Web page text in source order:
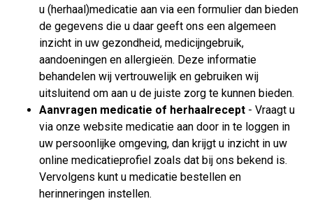
u (herhaal)medicatie aan via een formulier dan bieden
de gegevens die u daar geeft ons een algemeen
inzicht in uw gezondheid, medicijngebruik,
aandoeningen en allergieën. Deze informatie
behandelen wij vertrouwelijk en gebruiken wij
uitsluitend om aan u de juiste zorg te kunnen bieden.
Aanvragen medicatie of herhaalrecept - Vraagt u
via onze website medicatie aan door in te loggen in
uw persoonlijke omgeving, dan krijgt u inzicht in uw
online medicatieprofiel zoals dat bij ons bekend is.
Vervolgens kunt u medicatie bestellen en
herinneringen instellen.